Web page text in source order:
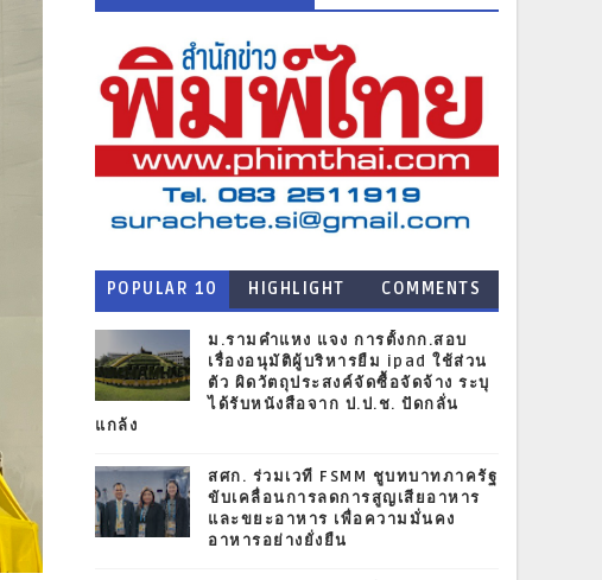
POPULAR 10
HIGHLIGHT
COMMENTS
ม.รามคำแหง แจง การตั้งกก.สอบ
เรื่องอนุมัติผู้บริหารยืม ipad ใช้ส่วน
ตัว ผิดวัตถุประสงค์จัดซื้อจัดจ้าง ระบุ
ได้รับหนังสือจาก ป.ป.ช. ปัดกลั่น
แกล้ง
สศก. ร่วมเวที FSMM ชูบทบาทภาครัฐ
ขับเคลื่อนการลดการสูญเสียอาหาร
และขยะอาหาร เพื่อความมั่นคง
อาหารอย่างยั่งยืน